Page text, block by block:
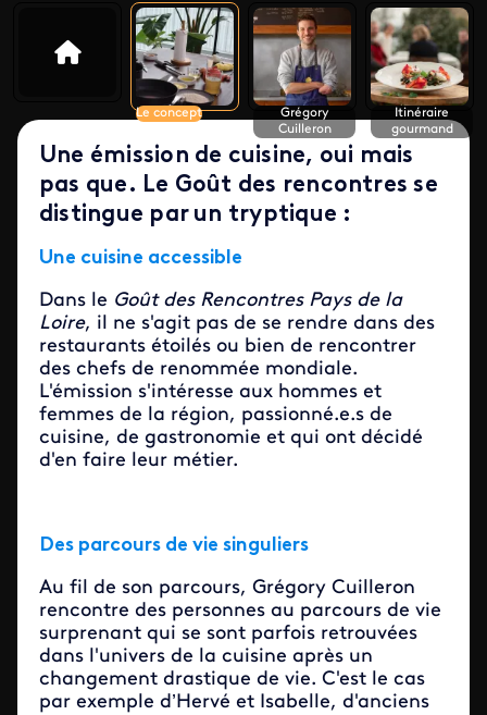
Le concept
Grégory
Cuilleron
Itinéraire
gourmand
Une émission de cuisine, oui mais
pas que. Le Goût des rencontres se
distingue par un tryptique :
Une cuisine accessible
Dans le Goût des Rencontres Pays de la
Loire, il ne s'agit pas de se rendre dans des
restaurants étoilés ou bien de rencontrer
des chefs de renommée mondiale.
L'émission s'intéresse aux hommes et
femmes de la région, passionné.e.s de
cuisine, de gastronomie et qui ont décidé
d'en faire leur métier.
Des parcours de vie singuliers
Au fil de son parcours, Grégory Cuilleron
rencontre des personnes au parcours de vie
surprenant qui se sont parfois retrouvées
dans l'univers de la cuisine après un
changement drastique de vie. C'est le cas
par exemple d’Hervé et Isabelle, d'anciens